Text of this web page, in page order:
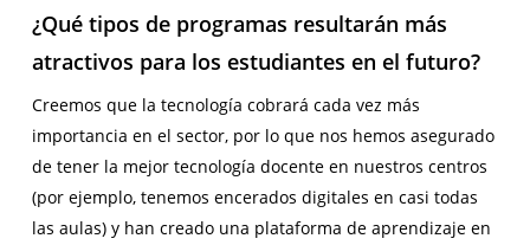
¿Qué tipos de programas resultarán más
atractivos para los estudiantes en el futuro?
Creemos que la tecnología cobrará cada vez más
importancia en el sector, por lo que nos hemos asegurado
de tener la mejor tecnología docente en nuestros centros
(por ejemplo, tenemos encerados digitales en casi todas
las aulas) y han creado una plataforma de aprendizaje en